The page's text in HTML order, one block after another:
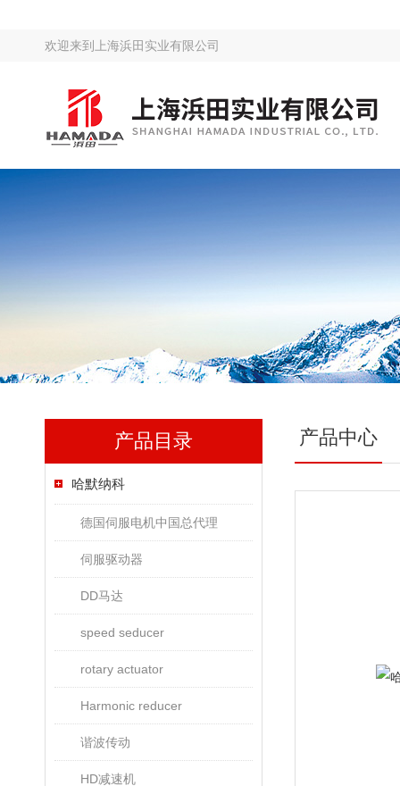
欢迎来到 上海浜田实业有限公司
产品目录
哈默纳科
德国伺服电机中国总代理
伺服驱动器
DD马达
speed seducer
rotary actuator
Harmonic reducer
谐波传动
HD减速机
产品中心